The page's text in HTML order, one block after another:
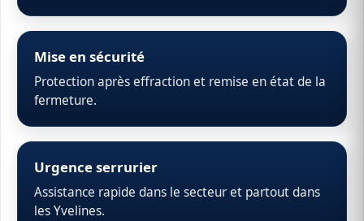
Mise en sécurité
Protection après effraction et remise en état de la
fermeture.
Urgence serrurier
Assistance rapide dans le secteur et partout dans
les Yvelines.